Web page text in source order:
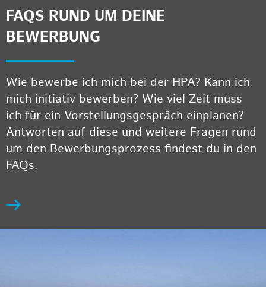
FAQS RUND UM DEINE
BEWERBUNG
Wie bewerbe ich mich bei der HPA? Kann ich
mich initiativ bewerben? Wie viel Zeit muss
ich für ein Vorstellungsgespräch einplanen?
Antworten auf diese und weitere Fragen rund
um den Bewerbungsprozess findest du in den
FAQs.